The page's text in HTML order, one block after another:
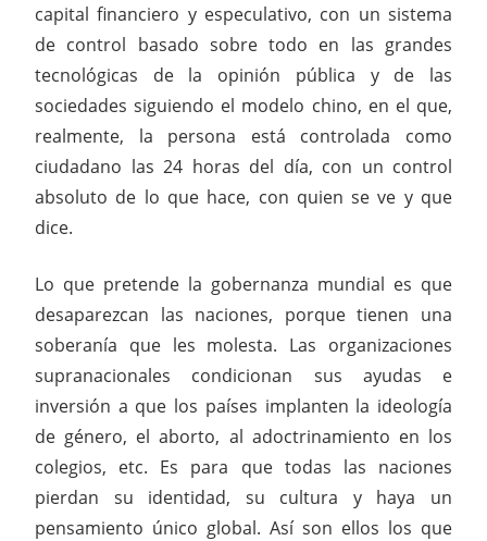
capital financiero y especulativo, con un sistema
de control basado sobre todo en las grandes
tecnológicas de la opinión pública y de las
sociedades siguiendo el modelo chino, en el que,
realmente, la persona está controlada como
ciudadano las 24 horas del día, con un control
absoluto de lo que hace, con quien se ve y que
dice.
Lo que pretende la gobernanza mundial es que
desaparezcan las naciones, porque tienen una
soberanía que les molesta. Las organizaciones
supranacionales condicionan sus ayudas e
inversión a que los países implanten la ideología
de género, el aborto, al adoctrinamiento en los
colegios, etc. Es para que todas las naciones
pierdan su identidad, su cultura y haya un
pensamiento único global. Así son ellos los que